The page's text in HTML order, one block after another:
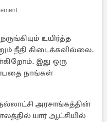
உயிர்த்த
நீதி கிடைக்கவில்லை.
இது ஒரு
நாங்கள்
அரசாங்கத்தின்
யார் ஆட்சியில்